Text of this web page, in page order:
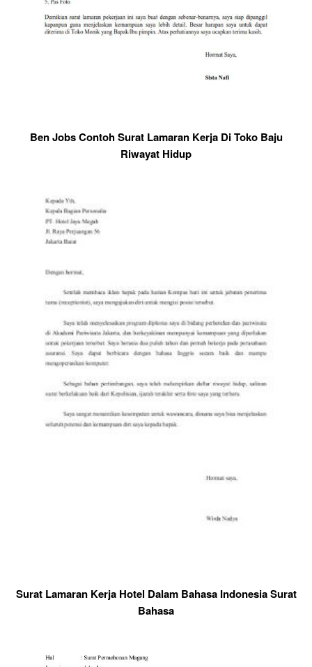
Ben Jobs Contoh Surat Lamaran Kerja Di Toko Baju
Riwayat Hidup
Surat Lamaran Kerja Hotel Dalam Bahasa Indonesia Surat
Bahasa